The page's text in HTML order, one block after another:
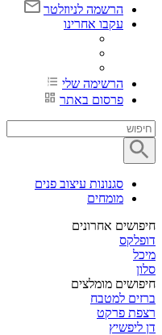
הרשמה לניוזלטר
עקבו אחרינו
הרשימה שלי
פרסום באתר
סגנונות עיצוב פנים
מומחים
חיפושים אחרונים
דופלקס
מיכל
סלון
חיפושים מומלצים
ברזים למטבח
רצפת פרקט
דן ליפשיץ